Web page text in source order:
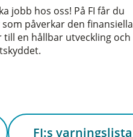
jobb hos oss! På FI får du
påverkar den finansiella
en hållbar utveckling och
FI:s varningslista